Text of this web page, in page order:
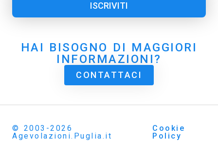
ISCRIVITI
HAI BISOGNO DI MAGGIORI
INFORMAZIONI?
CONTATTACI
© 2003-2026
Agevolazioni.Puglia.it
Cookie
Policy